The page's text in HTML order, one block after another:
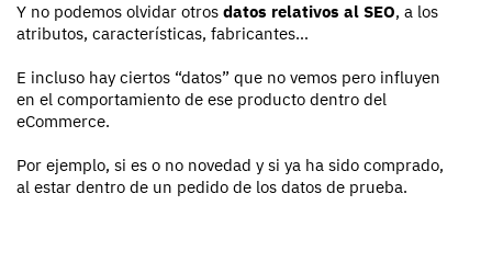
Y no podemos olvidar otros datos relativos al SEO, a los
atributos, características, fabricantes…
E incluso hay ciertos “datos” que no vemos pero influyen
en el comportamiento de ese producto dentro del
eCommerce.
Por ejemplo, si es o no novedad y si ya ha sido comprado,
al estar dentro de un pedido de los datos de prueba.